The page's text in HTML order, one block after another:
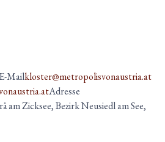
E-Mailkloster@metropolisvonaustria.at
Adresse
am Zicksee, Bezirk Neusiedl am See,